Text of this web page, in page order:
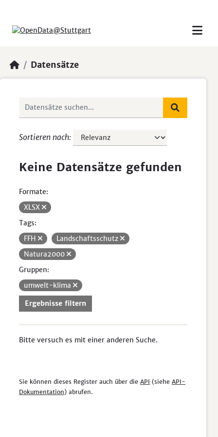
Datensätze
Sortieren nach
Keine Datensätze gefunden
Formate:
XLSX
Tags:
FFH
Landschaftsschutz
Natura2000
Gruppen:
umwelt-klima
Ergebnisse filtern
Bitte versuch es mit einer anderen Suche.
Sie können dieses Register auch über die API (siehe API-
Dokumentation) abrufen.